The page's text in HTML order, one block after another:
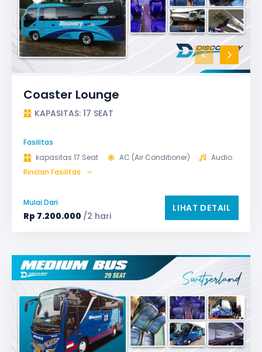
Coaster Lounge
KAPASITAS: 17 SEAT
Fasilitas
kapasitas 17 Seat
AC (Air Conditioner)
Audio
GPS
Microphone untuk karaoke
TV LED & Android System
Rincian Fasilitas
Mulai Dari
Rp 7.200.000 /2 hari
LIHAT DETAIL